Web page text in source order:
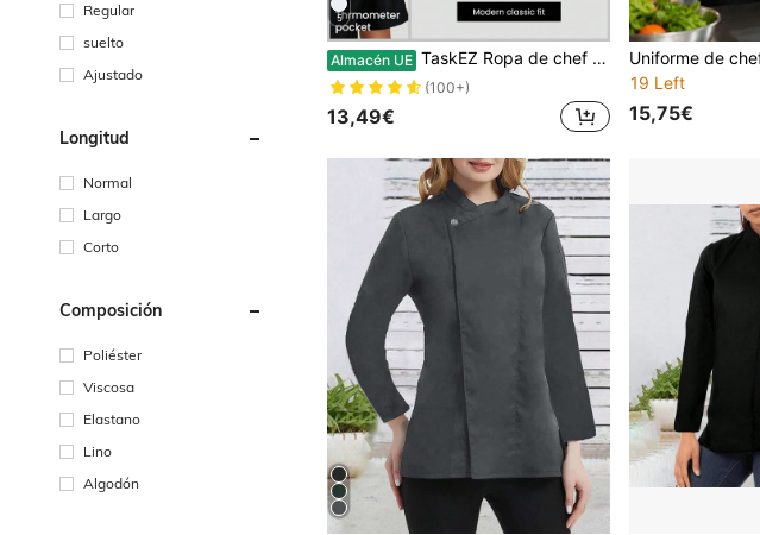
Regular
suelto
Ajustado
Longitud
Normal
Largo
Corto
Composición
Poliéster
Viscosa
Elastano
Lino
Algodón
5
Almacén UE TaskEZ Ropa de chef para mujeres Shein (uniforme de chef con contraste rojo, ropa de trabajo casual de manga corta para ir y venir)
(100+)
13,49€
19 Left
15,75€